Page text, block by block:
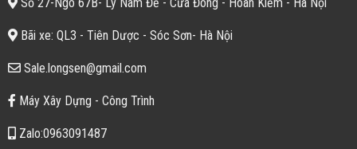
Bãi xe: QL3 - Tiên Dược - Sóc Sơn- Hà Nội
Sale.longsen@gmail.com
Máy Xây Dựng - Công Trình
Zalo:0963091487